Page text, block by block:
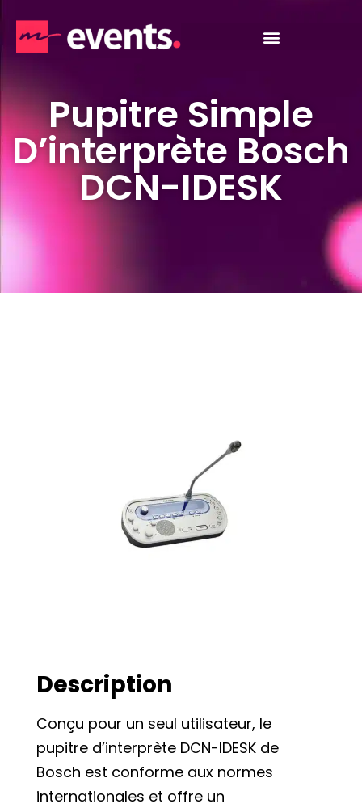
Pupitre Simple
D’interprète Bosch
DCN-IDESK
Description
Conçu pour un seul utilisateur, le
pupitre d’interprète DCN-IDESK de
Bosch est conforme aux normes
internationales et offre un